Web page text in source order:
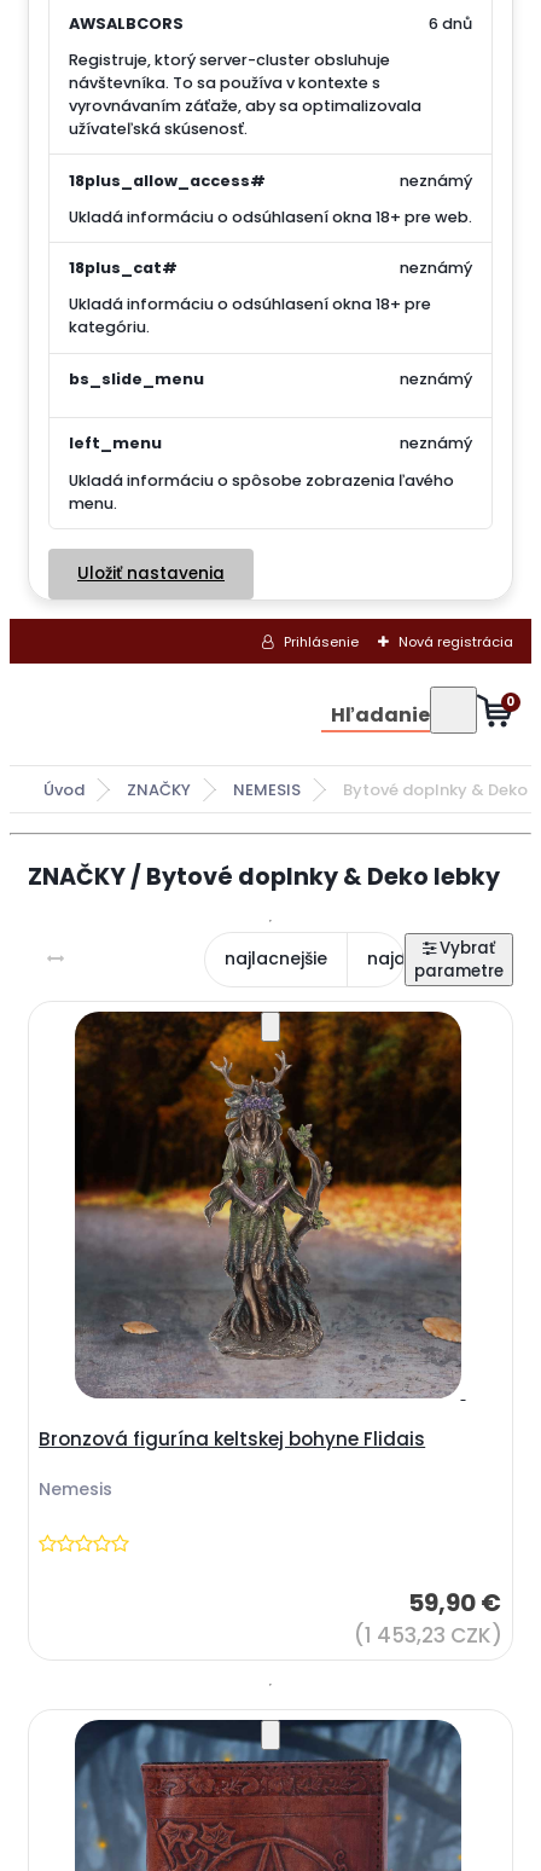
AWSALBCORS
Registruje, ktorý server-cluster obsluhuje
návštevníka. To sa používa v kontexte s
vyrovnávaním záťaže, aby sa optimalizovala
užívateľská skúsenosť.
6 dnů
18plus_allow_access#
Ukladá informáciu o odsúhlasení okna 18+ pre web.
neznámý
18plus_cat#
Ukladá informáciu o odsúhlasení okna 18+ pre
kategóriu.
neznámý
bs_slide_menu neznámý
left_menu
Ukladá informáciu o spôsobe zobrazenia ľavého
menu.
neznámý
Uložiť nastavenia
Prihlásenie Nová registrácia
Hľadanie 0
Úvod ZNAČKY NEMESIS Bytové doplnky & Deko
ZNAČKY / Bytové doplnky & Deko lebky
najlacnejšie najdrahšie
Bronzová figurína keltskej bohyne Flidais
Nemesis
59,90 €
(1 453,23 CZK)